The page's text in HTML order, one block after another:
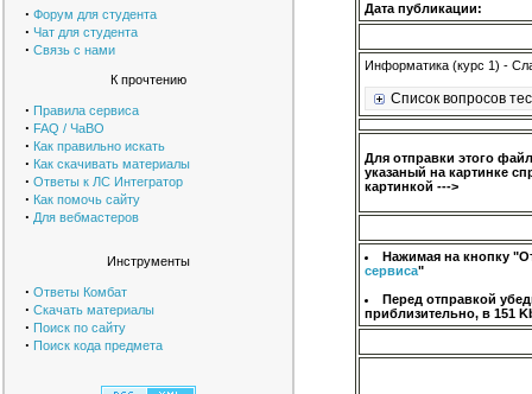
· Форум для студента
· Чат для студента
· Связь с нами
К прочтению
· Правила сервиса
· FAQ / ЧаВО
· Как правильно искать
· Как скачивать материалы
· Ответы к ЛС Интегратор
· Как помочь сайту
· Для вебмастеров
Инструменты
· Ответы Комбат
· Скачать материалы
· Поиск по сайту
· Поиск кода предмета
Дата публикации:
Информатика (курс 1) -
Список вопросов
Для отправки этого
указаный на картинке
картинкой --->
Нажимая на кнопку
сервиса"
Перед отправкой
приблизительно, в 151